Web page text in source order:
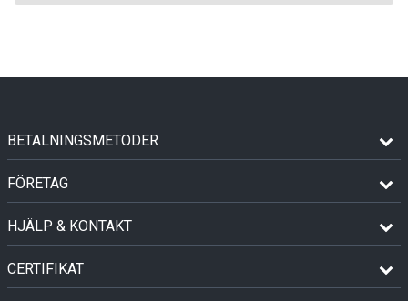
BETALNINGSMETODER
FÖRETAG
HJÄLP & KONTAKT
CERTIFIKAT